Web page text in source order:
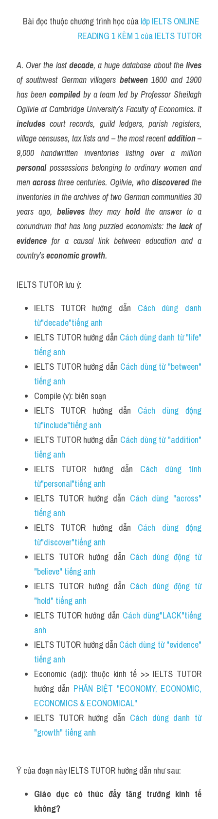
Bài đọc thuộc chương trình học của lớp IELTS ONLINE
READING 1 KÈM 1 của IELTS TUTOR
A. Over the last decade, a huge database about the lives
of southwest German villagers between 1600 and 1900
has been compiled by a team led by Professor Sheilagh
Ogilvie at Cambridge University’s Faculty of Economics. It
includes court records, guild ledgers, parish registers,
village censuses, tax lists and – the most recent addition –
personal possessions belonging to ordinary women and
men across three centuries. Ogilvie, who discovered the
inventories in the archives of two German communities 30
years ago, believes they may hold the answer to a
conundrum that has long puzzled economists: the lack
of
evidence for a causal link between education and a
country’s economicgrowth.
IELTS TUTOR lưu ý:
IELTS TUTOR hướng dẫn Cách dùng danh
từ"decade"tiếng anh
IELTS TUTOR hướng dẫn Cách dùng danh từ "life"
tiếng anh
IELTS TUTOR hướng dẫn Cách dùng từ "between"
tiếng anh
Compile (v): biên soạn
IELTS TUTOR hướng dẫn Cách dùng động
từ"include"tiếng anh
IELTS TUTOR hướng dẫn Cách dùng từ "addition"
tiếng anh
IELTS TUTOR hướng dẫn Cách dùng tính
từ"personal"tiếng anh
IELTS TUTOR hướng dẫn Cách dùng "across"
tiếng anh
IELTS TUTOR hướng dẫn Cách dùng động
từ"discover"tiếng anh
IELTS TUTOR hướng dẫn Cách dùng động từ
"believe" tiếng anh
IELTS TUTOR hướng dẫn Cách dùng động từ
"hold" tiếng anh
IELTS TUTOR hướng dẫn Cách dùng"LACK"tiếng
anh
IELTS TUTOR hướng dẫn Cách dùng từ "evidence"
tiếng anh
Economic (adj): thuộc kinh tế >> IELTS TUTOR
hướng dẫn PHÂN BIỆT "ECONOMY, ECONOMIC,
ECONOMICS & ECONOMICAL"
IELTS TUTOR hướng dẫn Cách dùng danh từ
"growth" tiếng anh
Ý của đoạn này IELTS TUTOR hướng dẫn như sau:
Giáo dục có thúc đẩy tăng trưởng kinh tế
không?